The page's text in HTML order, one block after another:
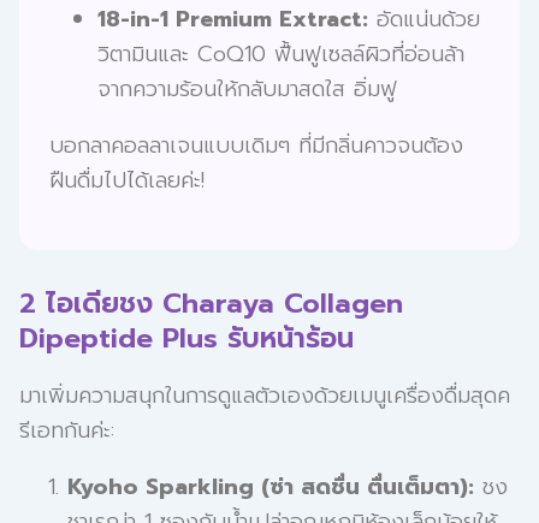
18-in-1 Premium Extract:อัดแน่นด้วย
วิตามินและ CoQ10 ฟื้นฟูเซลล์ผิวที่อ่อนล้า
จากความร้อนให้กลับมาสดใส อิ่มฟู
บอกลาคอลลาเจนแบบเดิมๆ ที่มีกลิ่นคาวจนต้อง
ฝืนดื่มไปได้เลยค่ะ!
2 ไอเดียชง Charaya Collagen
Dipeptide Plus รับหน้าร้อน
มาเพิ่มความสนุกในการดูแลตัวเองด้วยเมนูเครื่องดื่มสุดค
รีเอทกันค่ะ:
Kyoho Sparkling (ซ่า สดชื่น ตื่นเต็มตา): ชง